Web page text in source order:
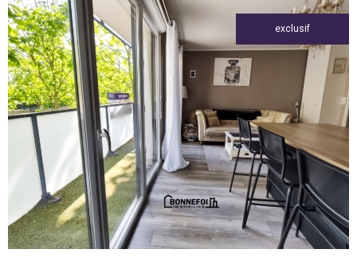
exclusif
voir le
bien